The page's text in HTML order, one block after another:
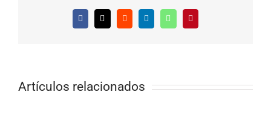
Facebook
X RedditLinkedInWhatsAppPinterest
Artículos relacionados